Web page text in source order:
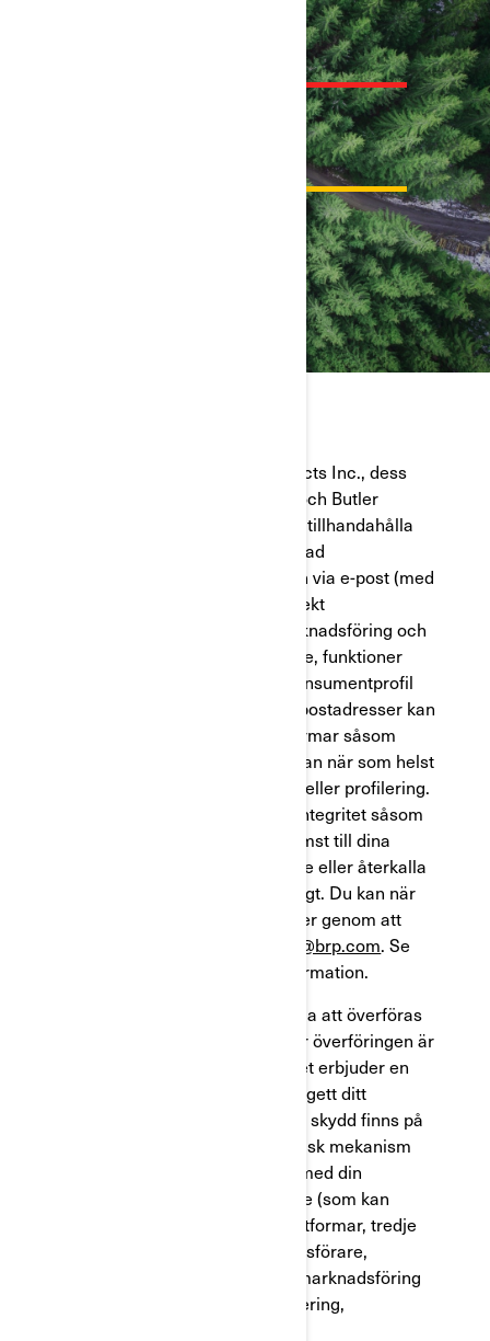
Bombardier Recreational Products Inc., dess
filialer och dotterbolag (”BRP”) och Butler
hanterar personuppgifter för att tillhandahålla
tjänsterna, för att skicka anpassad
marknadsföringskommunikation via e-post (med
ditt samtycke), för att skicka direkt
marknadsföring, för telefonmarknadsföring och
anpassa/förbättra din upplevelse, funktioner
och produkter baserat på din konsumentprofil
och analysresultat. Hashade e-postadresser kan
delas med sociala medieplattformar såsom
Meta för riktade annonser. Du kan när som helst
välja att inte delta målinriktning eller profilering.
Du har rättigheter beträffande integritet såsom
rätten att korrigera eller få åtkomst till dina
uppgifter och du kan vägra att ge eller återkalla
ditt samtycke, där så är tillämpligt. Du kan när
som helst utöva dessa rättigheter genom att
privacyofficer@brp.com. Se
för mer information.
Dina personuppgifter kan komma att överföras
till utanför ditt hemland. Den här överföringen är
tillåten då det mottagande landet erbjuder en
adekvat dataskyddsnivå, du har gett ditt
samtycke, lämpliga avtalsenliga skydd finns på
plats eller att någon annan juridisk mekanism
tillämpas. Dina uppgifter delas med din
auktoriserade BRP-återförsäljare (som kan
kontakta dig), sociala medieplattformar, tredje
parts molntjänster och marknadsförare,
utvecklare, multikanalbaserad marknadsföring
och marknadsföringsautomatisering,